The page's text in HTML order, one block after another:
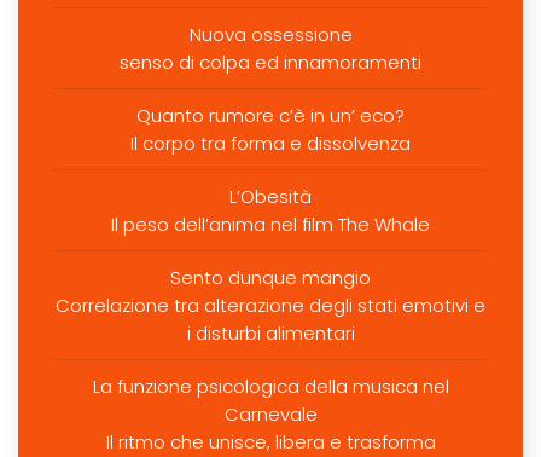
Nuova ossessione
senso di colpa ed innamoramenti
Quanto rumore c’è in un’ eco?
Il corpo tra forma e dissolvenza
L’Obesità
Il peso dell’anima nel film The Whale
Sento dunque mangio
Correlazione tra alterazione degli stati emotivi e
i disturbi alimentari
La funzione psicologica della musica nel
Carnevale
Il ritmo che unisce, libera e trasforma